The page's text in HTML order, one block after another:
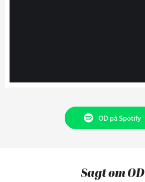
OD på Spotify
Sagt om OD